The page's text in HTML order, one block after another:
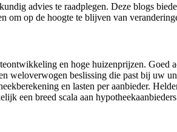
advies te raadplegen. Deze blogs
om op de hoogte te blijven van
en hoge huizenprijzen. Goed
weloverwogen beslissing die past bij uw
en lasten per aanbieder.
een breed scala aan